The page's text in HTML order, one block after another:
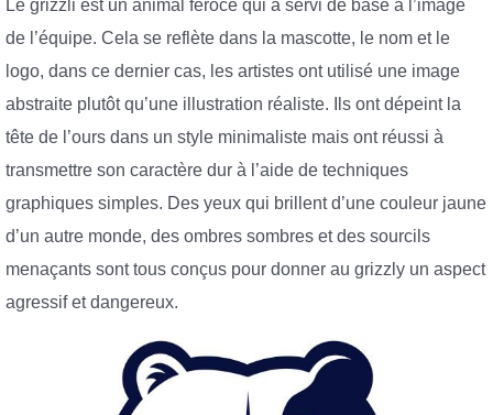
Le grizzli est un animal féroce qui a servi de base à l’image
de l’équipe. Cela se reflète dans la mascotte, le nom et le
logo, dans ce dernier cas, les artistes ont utilisé une image
abstraite plutôt qu’une illustration réaliste. Ils ont dépeint la
tête de l’ours dans un style minimaliste mais ont réussi à
transmettre son caractère dur à l’aide de techniques
graphiques simples. Des yeux qui brillent d’une couleur jaune
d’un autre monde, des ombres sombres et des sourcils
menaçants sont tous conçus pour donner au grizzly un aspect
agressif et dangereux.